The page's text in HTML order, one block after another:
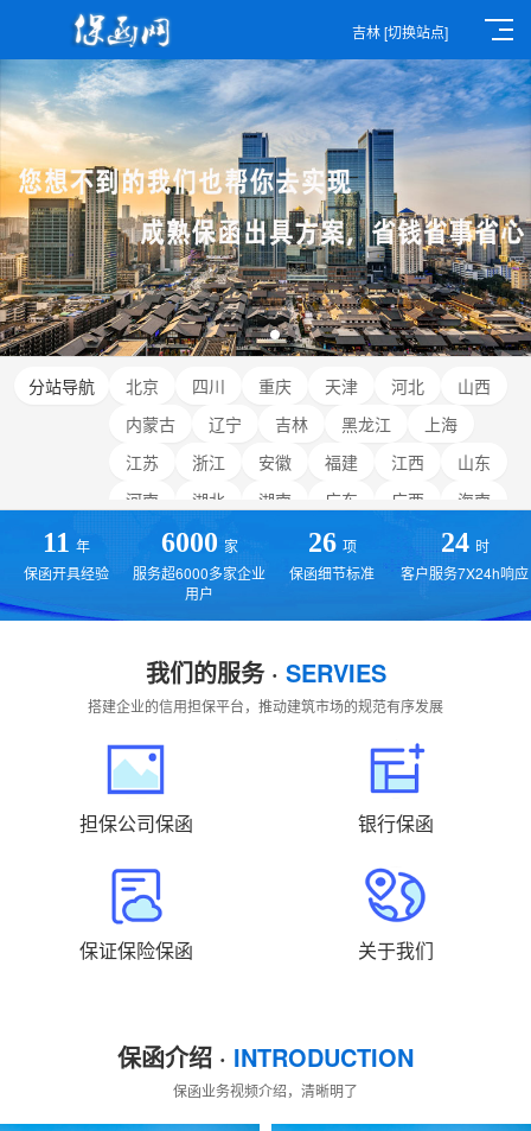
吉林[切换站点]
分站导航 北京 四川 重庆 天津 河北
山西
内蒙古
辽宁 吉林 黑龙江
上海
江苏
浙江 安徽 福建 江西
山东
河南
湖北 湖南 广东 广西
海南
云南 陕西
青海
宁夏
新疆 国外 返回主站
11 年
保函开具经验
6000 家
服务超6000多家企业
用户
26 项
保函细节标准
24 时
客户服务7X24h响应
我们的服务 · SERVIES
搭建企业的信用担保平台，推动建筑市场的规范有序发展
担保公司保函 银行保函
保证保险保函 关于我们
保函介绍 · INTRODUCTION
保函业务视频介绍，清晰明了